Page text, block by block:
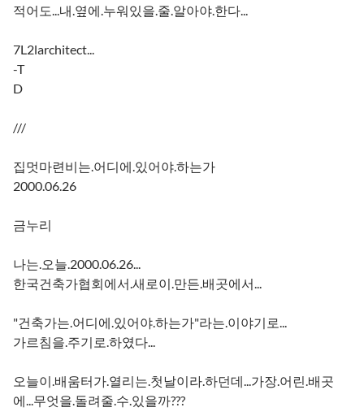
적어도...내.옆에.누워있을.줄.알아야.한다...
7L2larchitect...
-T
D
///
집멋마련비는.어디에.있어야.하는가
2000.06.26
금누리
나는.오늘.2000.06.26...
한국건축가협회에서.새로이.만든.배곳에서...
"건축가는.어디에.있어야.하는가"라는.이야기로...
가르침을.주기로.하였다...
오늘이.배움터가.열리는.첫날이라.하던데...가장.어린.배곳
에...무엇을.돌려줄.수.있을까???